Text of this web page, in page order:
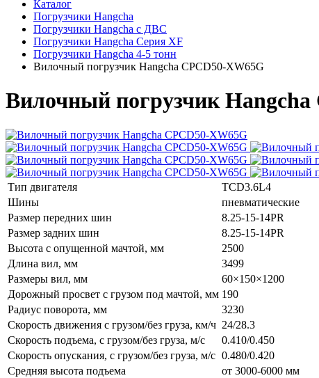
Каталог
Погрузчики Hangcha
Погрузчики Hangcha с ДВС
Погрузчики Hangcha Серия XF
Погрузчики Hangcha 4-5 тонн
Вилочный погрузчик Hangcha CPCD50-XW65G
Вилочный погрузчик Hangcha
Тип двигателя
TCD3.6L4
Шины
пневматические
Размер передних шин
8.25-15-14PR
Размер задних шин
8.25-15-14PR
Высота с опущенной мачтой, мм
2500
Длина вил, мм
3499
Размеры вил, мм
60×150×1200
Дорожный просвет с грузом под мачтой, мм 190
Радиус поворота, мм
3230
Скорость движения с грузом/без груза, км/ч 24/28.3
Скорость подъема, с грузом/без груза, м/с
0.410/0.450
Скорость опускания, с грузом/без груза, м/с 0.480/0.420
Средняя высота подъема
от 3000-6000 мм